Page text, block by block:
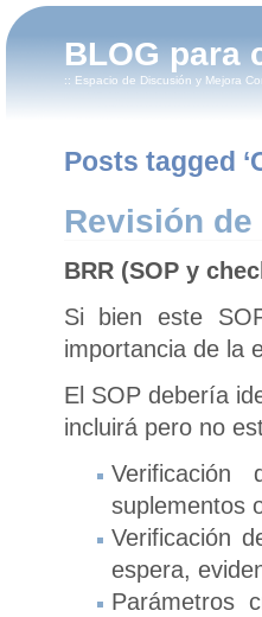
BLOG para
:: Espacio de Discusión y Mejora
Posts tagged
Revisión
BRR (SOP y
Si bien este
importancia de la
El SOP debería
incluirá pero no
suplementos
Verificación
espera,
Parámetros